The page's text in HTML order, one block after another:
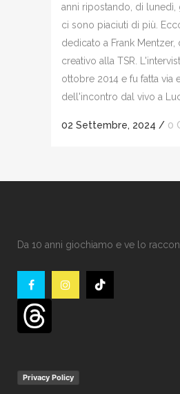
anni ripostando, di
ci sono piaciuti di più.
dedicato a Frank Mentzer,
creativo alla TSR.
ottobre 2014 e fu fatta via
dell'incontro dal vivo a
02 Settembre, 2024 / 0
Da 10 anni giochiamo e ve lo
Privacy Policy